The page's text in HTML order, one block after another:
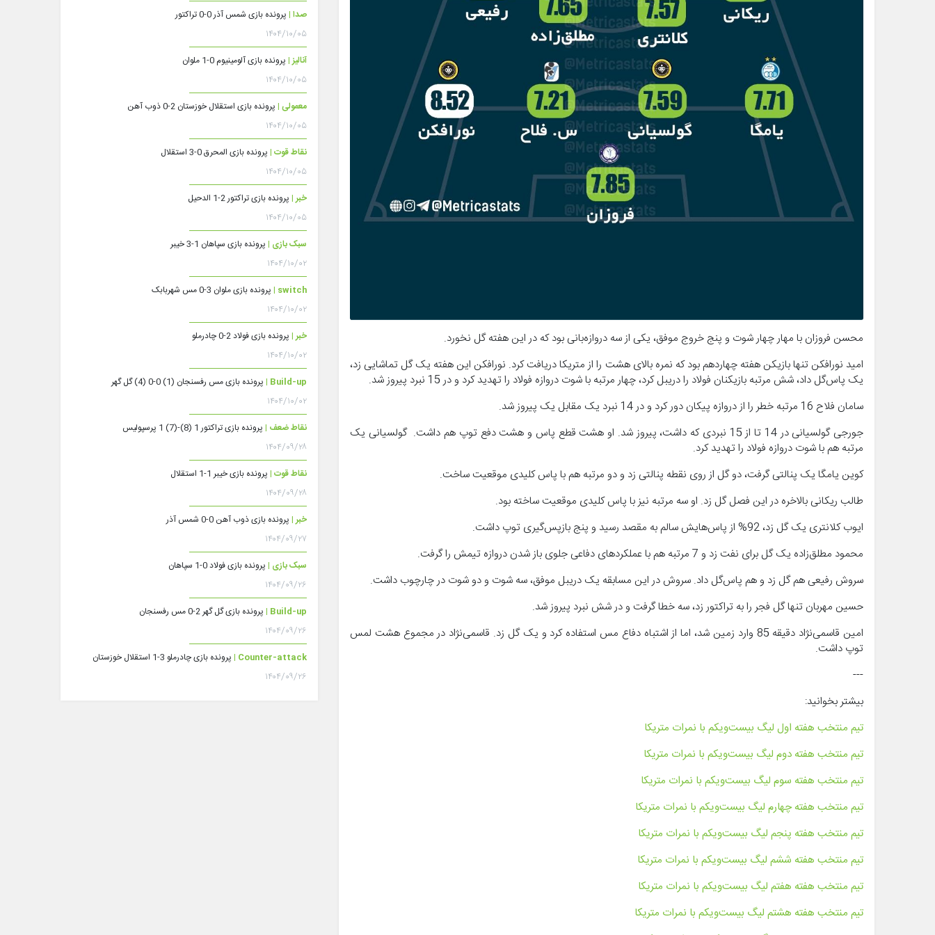
محسن فروزان با مهار چهار شوت و پنج خروج موفق، یکی از سه دروازه‌بانی بود که در این هفته گل نخورد.
امید نورافکن تنها بازیکن هفته چهاردهم بود که نمره بالای هشت را از متریکا دریافت کرد. نورافکن این هفته یک گل تماشایی زد،
یک پاس‌گل داد، شش مرتبه بازیکنان فولاد را دریبل کرد، چهار مرتبه با شوت دروازه فولاد را تهدید کرد و در 15 نبرد پیروز شد.
سامان فلاح 16 مرتبه خطر را از دروازه پیکان دور کرد و در 14 نبرد یک مقابل یک پیروز شد.
جورجی گولسیانی در 14 تا از 15 نبردی که داشت، پیروز شد. او هشت قطع پاس و هشت دفع توپ هم داشت. گولسیانی یک
مرتبه هم با شوت دروازه فولاد را تهدید کرد.
کوین یامگا یک پنالتی گرفت، دو گل از روی نقطه پنالتی زد و دو مرتبه هم با پاس کلیدی موقعیت ساخت.
طالب ریکانی بالاخره در این فصل گل زد. او سه مرتبه نیز با پاس کلیدی موقعیت ساخته بود.
ایوب کلانتری یک گل زد، 92% از پاس‌هایش سالم به مقصد رسید و پنج بازپس‌گیری توپ داشت.
محمود مطلق‌زاده یک گل برای نفت زد و 7 مرتبه هم با عملکردهای دفاعی جلوی باز شدن دروازه تیمش را گرفت.
سروش رفیعی هم گل زد و هم پاس‌گل داد. سروش در این مسابقه یک دریبل موفق، سه شوت و دو شوت در چارچوب داشت.
حسین مهربان تنها گل فجر را به تراکتور زد، سه خطا گرفت و در شش نبرد پیروز شد.
امین قاسمی‌نژاد دقیقه 85 وارد زمین شد، اما از اشتباه دفاع مس استفاده کرد و یک گل زد. قاسمی‌نژاد در مجموع هشت لمس
توپ داشت.
---
بیشتر بخوانید:
تیم منتخب هفته اول لیگ بیست‌ویکم با نمرات متریکا
تیم منتخب هفته دوم لیگ بیست‌ویکم با نمرات متریکا
تیم منتخب هفته سوم لیگ بیست‌ویکم با نمرات متریکا
تیم منتخب هفته چهارم لیگ بیست‌ویکم با نمرات متریکا
تیم منتخب هفته پنجم لیگ بیست‌ویکم با نمرات متریکا
تیم منتخب هفته ششم لیگ بیست‌ویکم با نمرات متریکا
تیم منتخب هفته هفتم لیگ بیست‌ویکم با نمرات متریکا
تیم منتخب هفته هشتم لیگ بیست‌ویکم با نمرات متریکا
صدا | پرونده بازی شمس آذر 0-0 تراکتور
۱۴۰۴/۱۰/۰۵
آنالیز | پرونده بازی آلومینیوم 0-1 ملوان
۱۴۰۴/۱۰/۰۵
معمولی | پرونده بازی استقلال خوزستان 2-0 ذوب آهن
۱۴۰۴/۱۰/۰۵
نقاط قوت | پرونده بازی المحرق 0-3 استقلال
۱۴۰۴/۱۰/۰۵
خبر | پرونده بازی تراکتور 2-1 الدحیل
۱۴۰۴/۱۰/۰۵
سبک بازی | پرونده بازی سپاهان 1-3 خیبر
۱۴۰۴/۱۰/۰۲
switch | پرونده بازی ملوان 3-0 مس شهربابک
۱۴۰۴/۱۰/۰۲
خبر | پرونده بازی فولاد 2-0 چادرملو
۱۴۰۴/۱۰/۰۲
Build-up | پرونده بازی مس رفسنجان (1) 0-0 (4) گل گهر
۱۴۰۴/۱۰/۰۲
نقاط ضعف | پرونده بازی تراکتور 1 (8)-(7) 1 پرسپولیس
۱۴۰۴/۰۹/۲۸
نقاط قوت | پرونده بازی خیبر 1-1 استقلال
۱۴۰۴/۰۹/۲۸
خبر | پرونده بازی ذوب آهن 0-0 شمس آذر
۱۴۰۴/۰۹/۲۷
سبک بازی | پرونده بازی فولاد 0-1 سپاهان
۱۴۰۴/۰۹/۲۶
Build-up | پرونده بازی گل گهر 2-0 مس رفسنجان
۱۴۰۴/۰۹/۲۶
Counter-attack | پرونده بازی چادرملو 3-1 استقلال خوزستان
۱۴۰۴/۰۹/۲۶